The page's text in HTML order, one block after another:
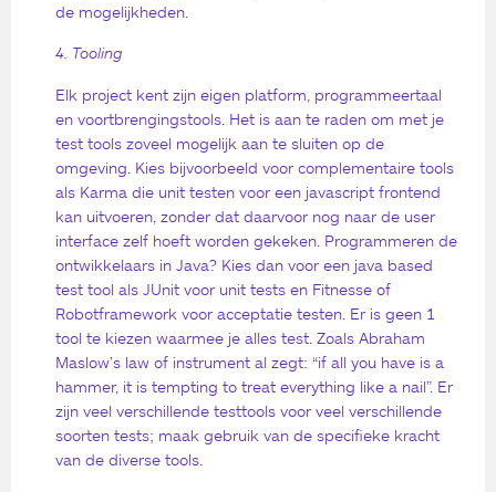
de mogelijkheden.
4. Tooling
Elk project kent zijn eigen platform, programmeertaal
en voortbrengingstools. Het is aan te raden om met je
test tools zoveel mogelijk aan te sluiten op de
omgeving. Kies bijvoorbeeld voor complementaire tools
als Karma die unit testen voor een javascript frontend
kan uitvoeren, zonder dat daarvoor nog naar de user
interface zelf hoeft worden gekeken. Programmeren de
ontwikkelaars in Java? Kies dan voor een java based
test tool als JUnit voor unit tests en Fitnesse of
Robotframework voor acceptatie testen. Er is geen 1
tool te kiezen waarmee je alles test. Zoals Abraham
Maslow’s law of instrument al zegt: “if all you have is a
hammer, it is tempting to treat everything like a nail”. Er
zijn veel verschillende testtools voor veel verschillende
soorten tests; maak gebruik van de specifieke kracht
van de diverse tools.